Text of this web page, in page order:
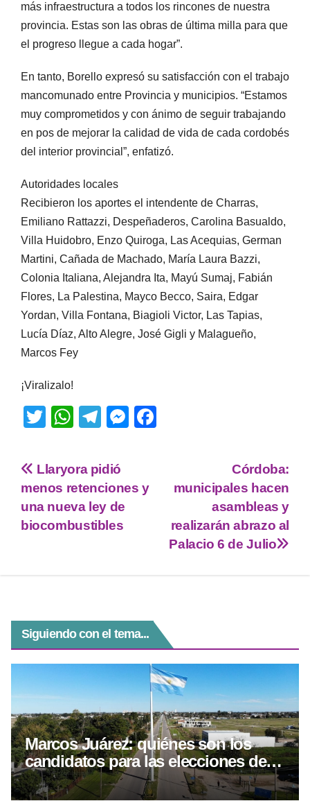
más infraestructura a todos los rincones de nuestra
provincia. Estas son las obras de última milla para que
el progreso llegue a cada hogar”.
En tanto, Borello expresó su satisfacción con el trabajo
mancomunado entre Provincia y municipios. “Estamos
muy comprometidos y con ánimo de seguir trabajando
en pos de mejorar la calidad de vida de cada cordobés
del interior provincial”, enfatizó.
Autoridades locales
Recibieron los aportes el intendente de Charras,
Emiliano Rattazzi, Despeñaderos, Carolina Basualdo,
Villa Huidobro, Enzo Quiroga, Las Acequias, German
Martini, Cañada de Machado, María Laura Bazzi,
Colonia Italiana, Alejandra Ita, Mayú Sumaj, Fabián
Flores, La Palestina, Mayco Becco, Saira, Edgar
Yordan, Villa Fontana, Biagioli Victor, Las Tapias,
Lucía Díaz, Alto Alegre, José Gigli y Malagueño,
Marcos Fey
¡Viralizalo!
T
tt
er
W
at
s
A
p
T
e
gr
a
m
M
e
Córdoba:
municipales hacen
asambleas y
realizarán abrazo al
Palacio 6 de Julio
Llaryora pidió
menos retenciones y
una nueva ley de
biocombustibles
Siguiendo con el tema...
Marcos Juárez: quiénes son los
candidatos para las elecciones del 6
de septiembre